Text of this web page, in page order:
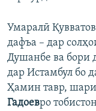
Умаралӣ
дафъа – дар
Душанбе ва бори
дар Истамбул бо
Ҳамин тавр,
Гадоевро